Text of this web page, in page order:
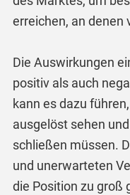
erreichen, an denen
Die Auswirkungen
positiv als auch
kann es dazu
ausgelöst sehen
schließen müssen.
und unerwarteten
die Position zu groß